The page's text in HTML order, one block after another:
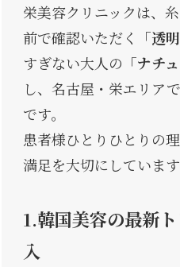
栄美容クリニックは、
前で確認いただく
「透
すぎない大人の 「ナチ
し、名古屋・栄エリア
です。
患者様ひとりひとりの
満足を大切にしています
1.韓国美容の最新
入